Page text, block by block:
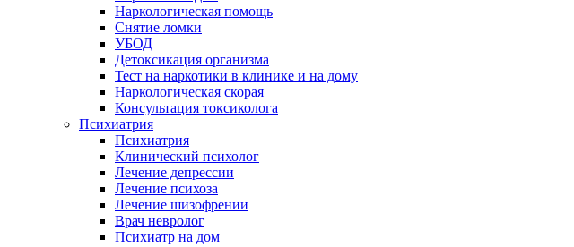
Наркологическая помощь
Снятие ломки
УБОД
Детоксикация организма
Тест на наркотики в клинике и на дому
Наркологическая скорая
Консультация токсиколога
Психиатрия
Психиатрия
Клинический психолог
Лечение депрессии
Лечение психоза
Лечение шизофрении
Врач невролог
Психиатр на дом